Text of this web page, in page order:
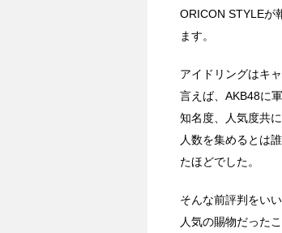
ORICON STYLEが
ます。
アイドリングはキ
言えば、AKB48に
知名度、人気度共
人数を集めるとは
たほどでした。
そんな前評判をい
人気の賜物だった